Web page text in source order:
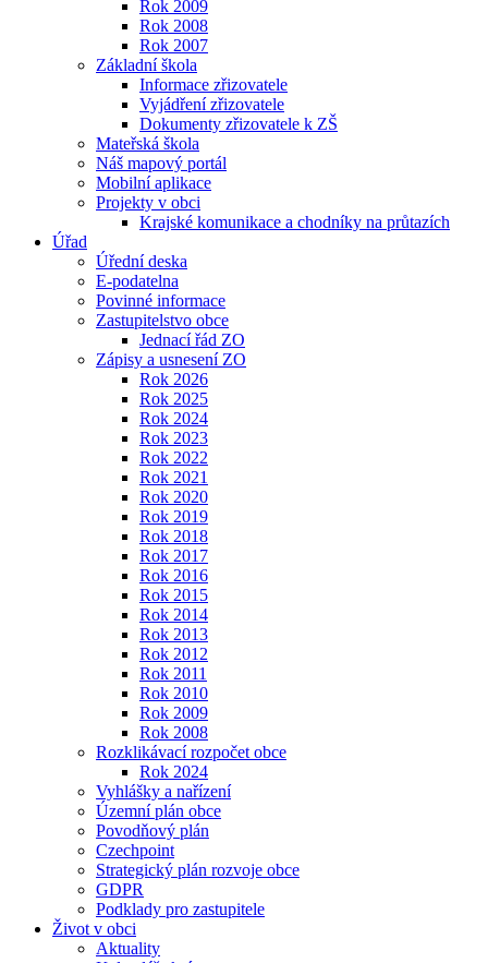
Rok 2009
Rok 2008
Rok 2007
Základní škola
Informace zřizovatele
Vyjádření zřizovatele
Dokumenty zřizovatele k ZŠ
Mateřská škola
Náš mapový portál
Mobilní aplikace
Projekty v obci
Krajské komunikace a chodníky na průtazích
Úřad
Úřední deska
E-podatelna
Povinné informace
Zastupitelstvo obce
Jednací řád ZO
Zápisy a usnesení ZO
Rok 2026
Rok 2025
Rok 2024
Rok 2023
Rok 2022
Rok 2021
Rok 2020
Rok 2019
Rok 2018
Rok 2017
Rok 2016
Rok 2015
Rok 2014
Rok 2013
Rok 2012
Rok 2011
Rok 2010
Rok 2009
Rok 2008
Rozklikávací rozpočet obce
Rok 2024
Vyhlášky a nařízení
Územní plán obce
Povodňový plán
Czechpoint
Strategický plán rozvoje obce
GDPR
Podklady pro zastupitele
Život v obci
Aktuality